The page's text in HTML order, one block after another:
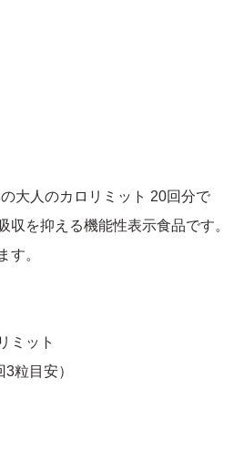
大人のカロリミット 20回分で
収を抑える機能性表示食品です。
す。
ミット
粒目安）
、脂肪の代謝を助け消費しやすく